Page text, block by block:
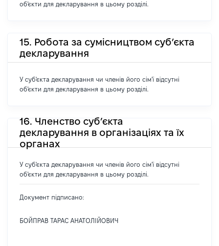
об'єкти для декларування в цьому розділі.
15. Робота за сумісництвом суб’єкта
декларування
У суб'єкта декларування чи членів його сім'ї відсутні
об'єкти для декларування в цьому розділі.
16. Членство суб’єкта
декларування в організаціях та їх
органах
У суб'єкта декларування чи членів його сім'ї відсутні
об'єкти для декларування в цьому розділі.
Документ підписано:
БОЙПРАВ ТАРАС АНАТОЛІЙОВИЧ